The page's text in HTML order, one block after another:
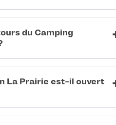
du Camping
La Prairie est-il ouvert